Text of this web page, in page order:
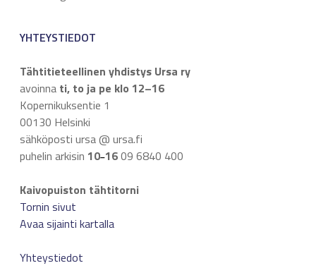
YHTEYSTIEDOT
Tähtitieteellinen yhdistys Ursa ry
avoinna ti, to ja pe klo 12–16
Kopernikuksentie 1
00130 Helsinki
sähköposti ursa @ ursa.fi
puhelin arkisin 10–1609 6840 400
Kaivopuiston tähtitorni
Tornin sivut
Avaa sijainti kartalla
Yhteystiedot